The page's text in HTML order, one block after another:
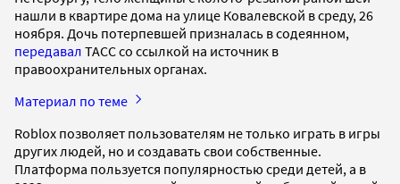
нашли в квартире дома на улице Ковалевской в среду, 26
ноября. Дочь потерпевшей призналась в содеянном,
передавал ТАСС со ссылкой на источник в
правоохранительных органах.
Материал по теме
Roblox позволяет пользователям не только играть в игры
других людей, но и создавать свои собственные.
Платформа пользуется популярностью среди детей, а в